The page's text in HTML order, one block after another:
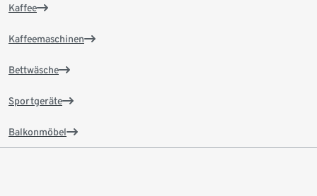
Kaffee
Kaffeemaschinen
Bettwäsche
Sportgeräte
Balkonmöbel